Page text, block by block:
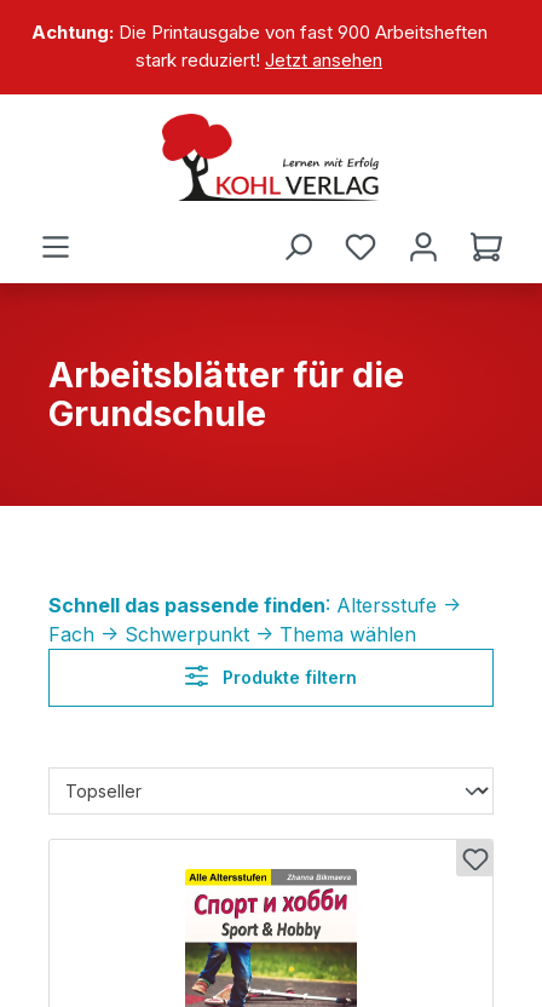
springen
Achtung:Die Printausgabe von fast 900 Arbeitsheften
stark reduziert! Jetzt ansehen
Arbeitsblätter für die
Grundschule
Schnell das passende finden: Altersstufe ->
Fach -> Schwerpunkt -> Thema wählen
Produkte filtern